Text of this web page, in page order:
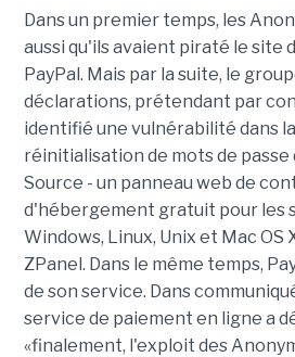
Dans un premier temps, les
aussi qu'ils avaient piraté le site
PayPal. Mais par la suite, le
déclarations, prétendant par
identifié une vulnérabilité dans
réinitialisation de mots de passe
Source - un panneau web de
d'hébergement gratuit pour les
Windows, Linux, Unix et Mac OS
ZPanel. Dans le même temps,
de son service. Dans
service de paiement en ligne a
«finalement, l'exploit des